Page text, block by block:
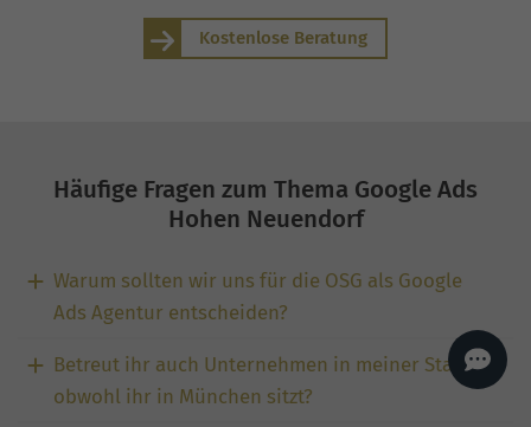
Kostenlose Beratung
Häufige Fragen zum Thema Google Ads
Hohen Neuendorf
Warum sollten wir uns für die OSG als Google
Ads Agentur entscheiden?
Betreut ihr auch Unternehmen in meiner Stadt,
obwohl ihr in München sitzt?
Monat, inkl. Content,